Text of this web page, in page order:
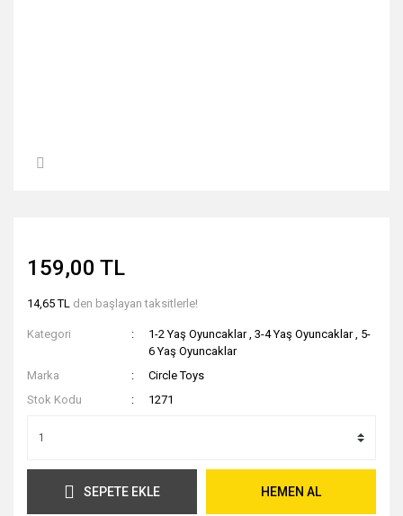
159,00 TL
14,65 TL den başlayan taksitlerle!
Kategori 1-2 Yaş Oyuncaklar ,3-4 Yaş Oyuncaklar , 5-
6 Yaş Oyuncaklar
Marka
Circle Toys
Stok Kodu
1271
SEPETE EKLE HEMEN AL